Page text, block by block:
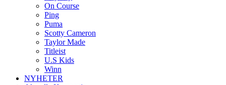
On Course
Ping
Puma
Scotty Cameron
Taylor Made
Titleist
U.S Kids
Winn
NYHETER